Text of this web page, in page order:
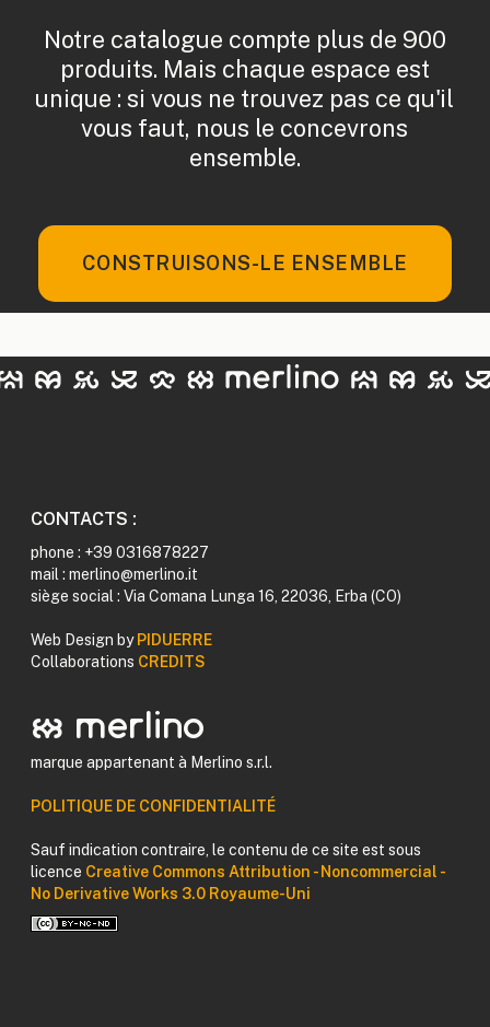
Notre catalogue compte plus de 900
produits. Mais chaque espace est
unique : si vous ne trouvez pas ce qu'il
vous faut, nous le concevrons
ensemble.
CONSTRUISONS-LE ENSEMBLE
CONTACTS :
phone : +39 0316878227
mail : merlino@merlino.it
siège social : Via Comana Lunga 16, 22036, Erba (CO)
Web Design by PIDUERRE
Collaborations CREDITS
logomerlino merlino
marque appartenant à Merlino s.r.l.
POLITIQUE DE CONFIDENTIALITÉ
Sauf indication contraire, le contenu de ce site est sous
licence Creative Commons Attribution - Noncommercial -
No Derivative Works 3.0 Royaume-Uni